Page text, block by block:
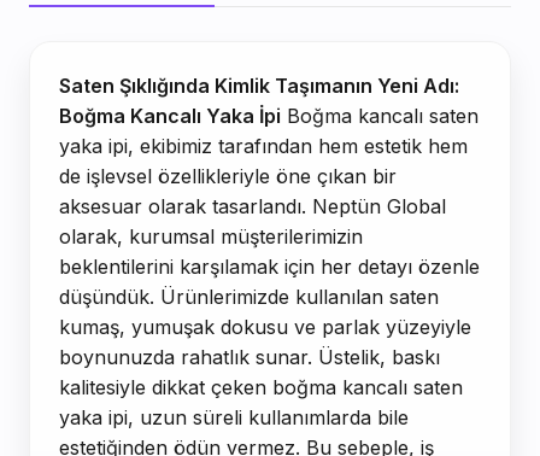
Saten Şıklığında Kimlik Taşımanın Yeni Adı:
Boğma Kancalı Yaka İpi Boğma kancalı saten
yaka ipi, ekibimiz tarafından hem estetik hem
de işlevsel özellikleriyle öne çıkan bir
aksesuar olarak tasarlandı. Neptün Global
olarak, kurumsal müşterilerimizin
beklentilerini karşılamak için her detayı özenle
düşündük. Ürünlerimizde kullanılan saten
kumaş, yumuşak dokusu ve parlak yüzeyiyle
boynunuzda rahatlık sunar. Üstelik, baskı
kalitesiyle dikkat çeken boğma kancalı saten
yaka ipi, uzun süreli kullanımlarda bile
estetiğinden ödün vermez. Bu sebeple, iş